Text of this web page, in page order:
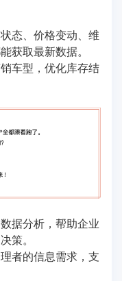
态、价格变动、维
获取最新数据。
车型，优化库存结
据分析，帮助企业
策。
者的信息需求，支